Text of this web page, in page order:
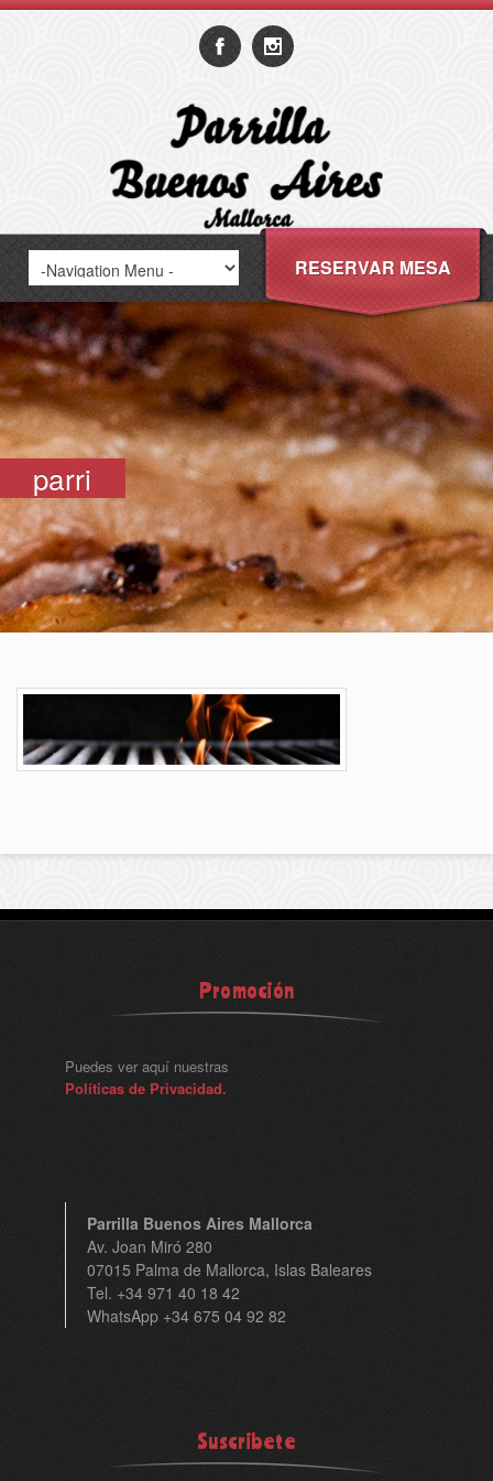
RESERVAR MESA
parri
Promoción
Puedes ver aquí nuestras
Políticas de Privacidad.
Parrilla Buenos Aires Mallorca
Av. Joan Miró 280
07015 Palma de Mallorca, Islas Baleares
Tel. +34 971 40 18 42
WhatsApp +34 675 04 92 82
Suscribete